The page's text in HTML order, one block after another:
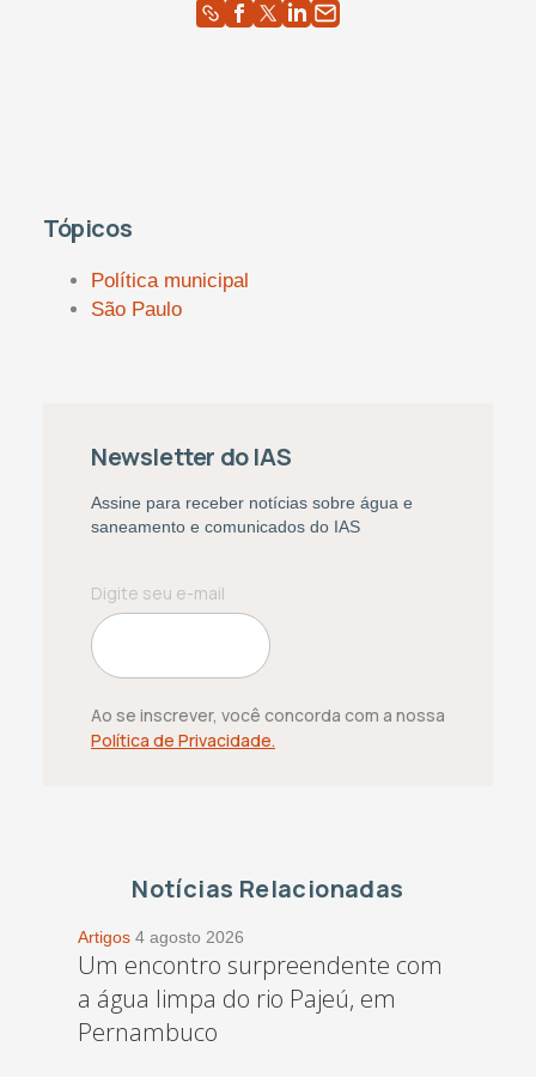
Tópicos
Política municipal
São Paulo
Newsletter do IAS
Assine para receber notícias sobre água e
saneamento e comunicados do IAS
Ao se inscrever, você concorda com a nossa
Política de Privacidade.
Notícias Relacionadas
Artigos 4 agosto 2026
Um encontro surpreendente com
a água limpa do rio Pajeú, em
Pernambuco